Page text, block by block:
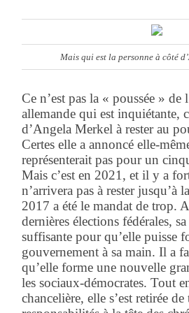
Mais qui est la personne à côté
Ce n’est pas la « poussée » de
allemande qui est inquiétante,
d’Angela Merkel à rester au
Certes elle a annoncé elle-
représenterait pas pour un
Mais c’est en 2021, et il y a
n’arrivera pas à rester jusqu’à
2017 a été le mandat de trop.
dernières élections fédérales,
suffisante pour qu’elle puisse
gouvernement à sa main. Il a
qu’elle forme une nouvelle
les sociaux-démocrates. Tout
chancelière, elle s’est retirée de